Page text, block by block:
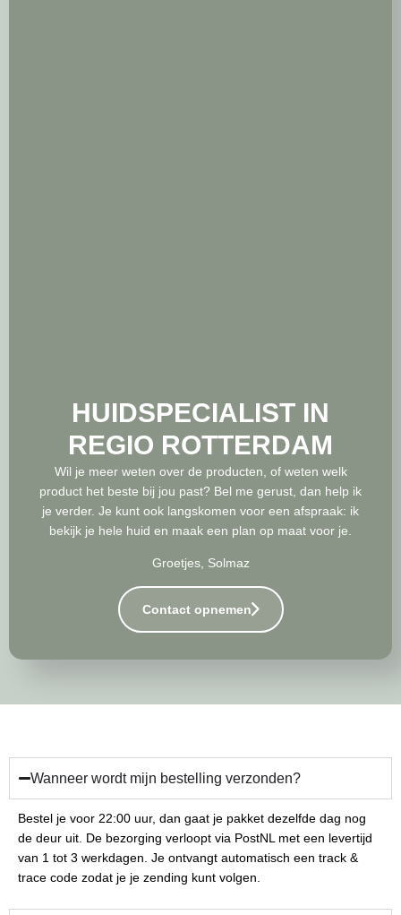
HUIDSPECIALIST IN
REGIO ROTTERDAM
Wil je meer weten over de producten, of weten welk
product het beste bij jou past? Bel me gerust, dan help ik
je verder. Je kunt ook langskomen voor een afspraak: ik
bekijk je hele huid en maak een plan op maat voor je.
Groetjes, Solmaz
Contact opnemen
Wanneer wordt mijn bestelling verzonden?
Bestel je voor 22:00 uur, dan gaat je pakket dezelfde dag nog
de deur uit. De bezorging verloopt via PostNL met een levertijd
van 1 tot 3 werkdagen. Je ontvangt automatisch een track &
trace code zodat je je zending kunt volgen.